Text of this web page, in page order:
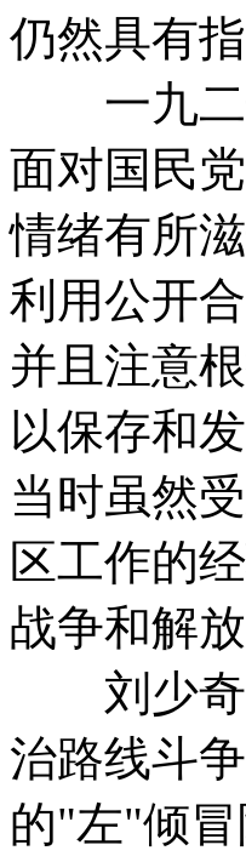
仍然具有指
一九二
面对国民
情绪有所
利用公开
并且注意
以保存和
当时虽然
区工作的
战争和解
刘少奇
治路线斗
的"左"倾